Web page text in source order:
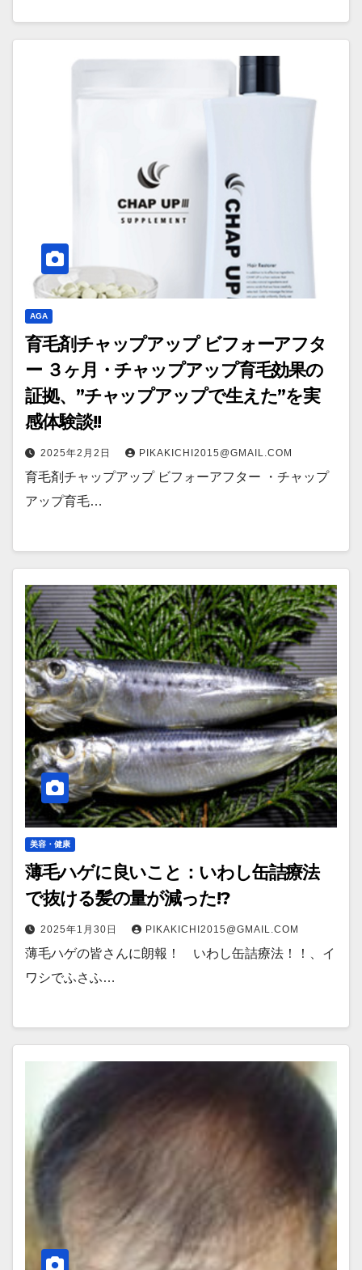
AGA
育毛剤チャップアップ ビフォーアフタ
ー ３ヶ月・チャップアップ育毛効果の
証拠、”チャップアップで生えた”を実
感体験談!!
2025年2月2日 PIKAKICHI2015@GMAIL.COM
育毛剤チャップアップ ビフォーアフター ・チャップ
アップ育毛…
美容・健康
薄毛ハゲに良いこと：いわし缶詰療法
で抜ける髪の量が減った!?
2025年1月30日 PIKAKICHI2015@GMAIL.COM
薄毛ハゲの皆さんに朗報！ いわし缶詰療法！！、イ
ワシでふさふ…